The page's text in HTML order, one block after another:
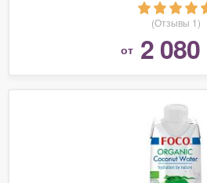
(Отзывы 1)
от 2 080